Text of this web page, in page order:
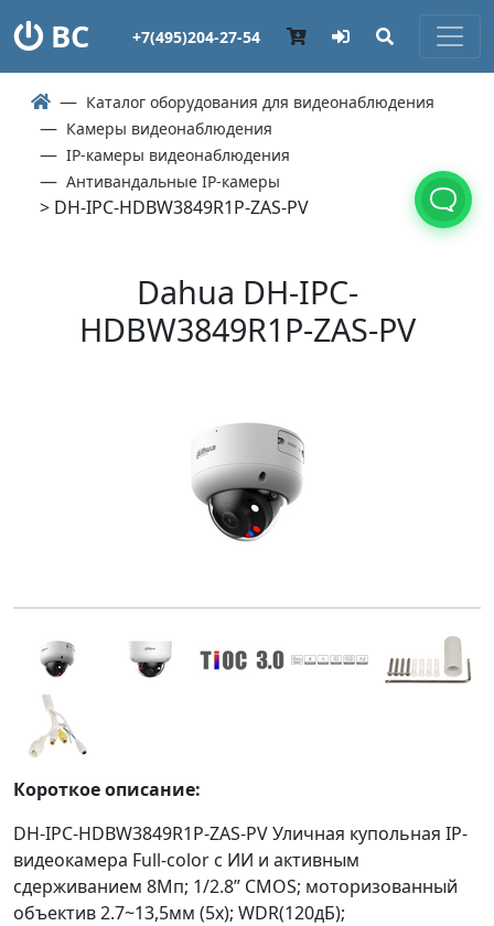
ВС +7(495)204-27-54
Каталог оборудования для видеонаблюдения
Камеры видеонаблюдения
IP-камеры видеонаблюдения
Антивандальные IP-камеры
> DH-IPC-HDBW3849R1P-ZAS-PV
Dahua DH-IPC-
HDBW3849R1P-ZAS-PV
Короткое описание:
DH-IPC-HDBW3849R1P-ZAS-PV Уличная купольная IP-
видеокамера Full-color с ИИ и активным
сдерживанием 8Мп; 1/2.8” CMOS; моторизованный
объектив 2.7~13,5мм (5x); WDR(120дБ);